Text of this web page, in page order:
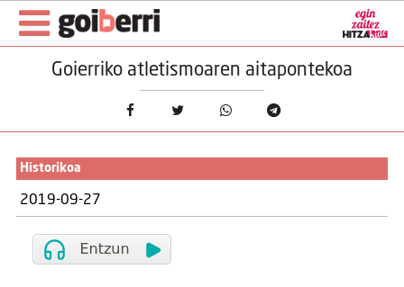
Goierriko atletismoaren aitapontekoa
Historikoa
2019-09-27